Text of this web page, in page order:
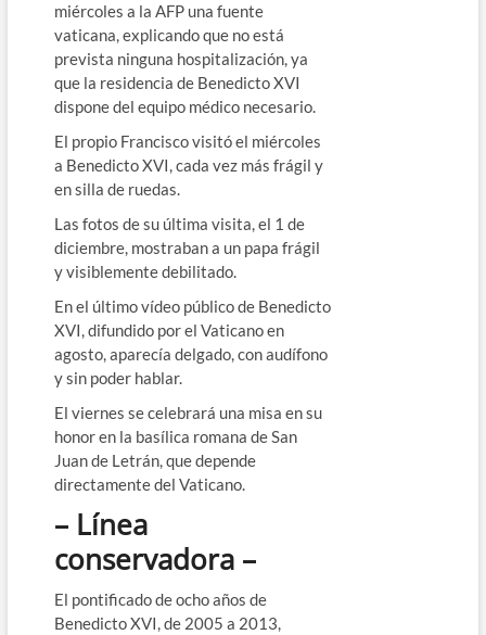
miércoles a la AFP una fuente
vaticana, explicando que no está
prevista ninguna hospitalización, ya
que la residencia de Benedicto XVI
dispone del equipo médico necesario.
El propio Francisco visitó el miércoles
a Benedicto XVI, cada vez más frágil y
en silla de ruedas.
Las fotos de su última visita, el 1 de
diciembre, mostraban a un papa frágil
y visiblemente debilitado.
En el último vídeo público de Benedicto
XVI, difundido por el Vaticano en
agosto, aparecía delgado, con audífono
y sin poder hablar.
El viernes se celebrará una misa en su
honor en la basílica romana de San
Juan de Letrán, que depende
directamente del Vaticano.
– Línea
conservadora –
El pontificado de ocho años de
Benedicto XVI, de 2005 a 2013,